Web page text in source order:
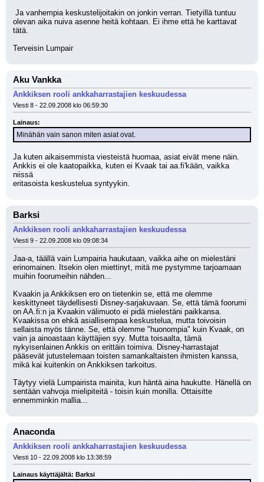
olevan aika nuiva asenne heitä kohtaan. Ei ihme että he karttavat
tätä.
Terveisin Lumpair
Aku Vankka
Ankkiksen rooli ankkaharrastajien keskuudessa
Viesti 8 - 22.09.2008 klo 06:59:30
Lainaus:
Minähän vain sanon miten asiat ovat.
Ja kuten aikaisemmista viesteistä huomaa, asiat eivät mene näin.
Ankkis ei ole kaatopaikka, kuten ei Kvaak tai aa.fi'kään, vaikka
niissä
eritasoista keskustelua syntyykin.
Barksi
Ankkiksen rooli ankkaharrastajien keskuudessa
Viesti 9 - 22.09.2008 klo 09:08:34
Jaa-a, täällä vain Lumpairia haukutaan, vaikka aihe on mielestäni
erinomainen. Itsekin olen miettinyt, mitä me pystymme tarjoamaan
muihin foorumeihin nähden...
Kvaakin ja Ankkiksen ero on tietenkin se, että me olemme
keskittyneet täydellisesti Disney-sarjakuvaan. Se, että tämä foorumi
on AA.fi:n ja Kvaakin välimuoto ei pidä mielestäni paikkansa.
Kvaakissa on ehkä asiallisempaa keskustelua, mutta toivoisin
sellaista myös tänne. Se, että olemme "huonompia" kuin Kvaak, on
vain ja ainoastaan käyttäjien syy. Mutta toisaalta, tämä
nykyisenlainen Ankkis on erittäin toimiva. Disney-harrastajat
pääsevät jutustelemaan toisten samankaltaisten ihmisten kanssa,
mikä kai kuitenkin on Ankkiksen tarkoitus.
Täytyy vielä Lumpairista mainita, kun häntä aina haukutte. Hänellä on
sentään vahvoja mielipiteitä - toisin kuin monilla. Ottaisitte
ennemminkin mallia...
Anaconda
Ankkiksen rooli ankkaharrastajien keskuudessa
Viesti 10 - 22.09.2008 klo 13:38:59
Lainaus käyttäjältä: Barksi